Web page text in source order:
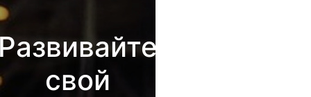
свой